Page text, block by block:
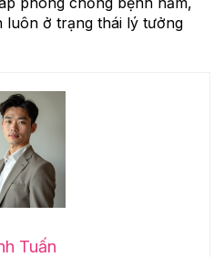
luôn ở trạng thái lý tưởng
Tuấn